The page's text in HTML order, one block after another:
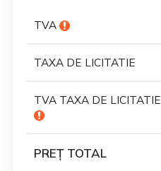
TVA
TAXA DE LICITATIE
TVA TAXA DE LICITATIE
PREȚ TOTAL